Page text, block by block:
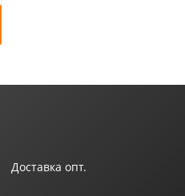
Доставка опт.